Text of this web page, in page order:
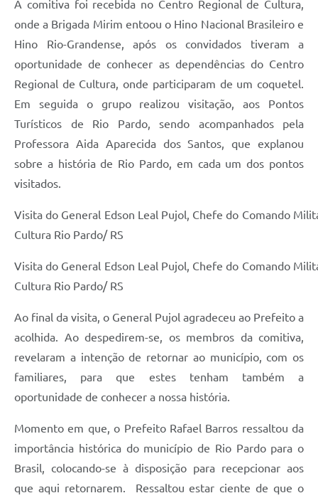
A comitiva foi recebida no Centro Regional de Cultura,
onde a Brigada Mirim entoou o Hino Nacional Brasileiro e
Hino Rio-Grandense, após os convidados tiveram a
oportunidade de conhecer as dependências do Centro
Regional de Cultura, onde participaram de um coquetel.
Em seguida o grupo realizou visitação, aos Pontos
Turísticos de Rio Pardo, sendo acompanhados pela
Professora Aida Aparecida dos Santos, que explanou
sobre a história de Rio Pardo, em cada um dos pontos
visitados.
Visita do General Edson Leal Pujol, Chefe do Comando
Cultura Rio Pardo/ RS
Visita do General Edson Leal Pujol, Chefe do Comando
Cultura Rio Pardo/ RS
Ao final da visita, o General Pujol agradeceu ao Prefeito a
acolhida. Ao despedirem-se, os membros da comitiva,
revelaram a intenção de retornar ao município, com os
familiares, para que estes tenham também a
oportunidade de conhecer a nossa história.
Momento em que, o Prefeito Rafael Barros ressaltou da
importância histórica do município de Rio Pardo para o
Brasil, colocando-se à disposição para recepcionar aos
que aqui retornarem. Ressaltou estar ciente de que o